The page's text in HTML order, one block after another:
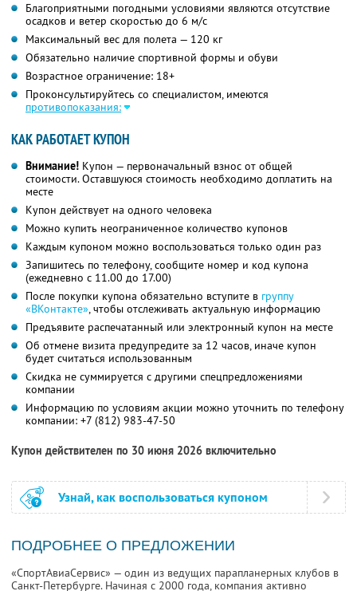
Благоприятными погодными условиями являются отсутствие
осадков и ветер скоростью до 6 м/с
Максимальный вес для полета — 120 кг
Обязательно наличие спортивной формы и обуви
Возрастное ограничение: 18+
Проконсультируйтесь со специалистом, имеются
противопоказания:
КАК РАБОТАЕТ КУПОН
Внимание! Купон — первоначальный взнос от общей
стоимости. Оставшуюся стоимость необходимо доплатить на
месте
Купон действует на одного человека
Можно купить неограниченное количество купонов
Каждым купоном можно воспользоваться только один раз
Запишитесь по телефону, сообщите номер и код купона
(ежедневно с 11.00 до 17.00)
После покупки купона обязательно вступите в группу
«ВКонтакте», чтобы отслеживать актуальную информацию
Предъявите распечатанный или электронный купон на месте
Об отмене визита предупредите за 12 часов, иначе купон
будет считаться использованным
Скидка не суммируется с другими спецпредложениями
компании
Информацию по условиям акции можно уточнить по телефону
компании: +7 (812) 983-47-50
Купон действителен по 30 июня 2026 включительно
Узнай, как воспользоваться купоном
ПОДРОБНЕЕ О ПРЕДЛОЖЕНИИ
«СпортАвиаСервис» — один из ведущих парапланерных клубов в
Санкт-Петербурге. Начиная с 2000 года, компания активно